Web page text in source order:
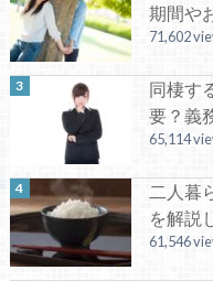
期間や
71,602
同棲す
要？義
65,114
二人暮
を解説
61,546